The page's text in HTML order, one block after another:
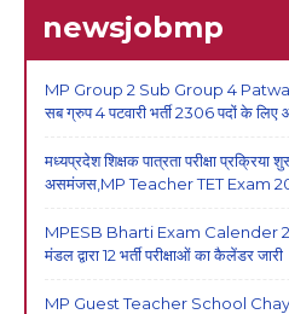
newsjobmp
MP Group 2 Sub Group 4
सब ग्रुप 4 पटवारी भर्ती 2306 पदों के लिए
मध्यप्रदेश शिक्षक पात्रता परीक्षा
असमंजस,MP Teacher TET Exam
MPESB Bharti Exam Calender
मंडल द्वारा 12 भर्ती परीक्षाओं का कैलेंडर जारी
MP Guest Teacher School